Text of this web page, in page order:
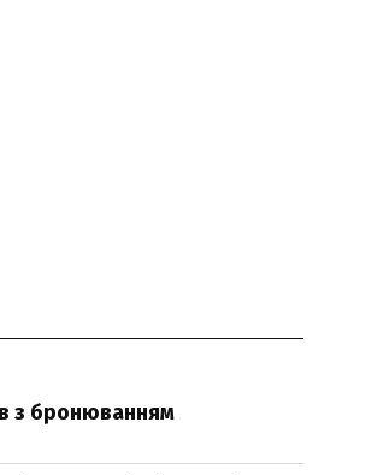
з бронюванням